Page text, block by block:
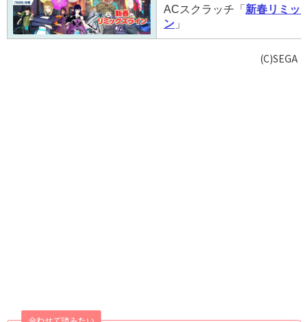
ACスクラッチ「 新春リミッ
ン 」
(C)SEGA